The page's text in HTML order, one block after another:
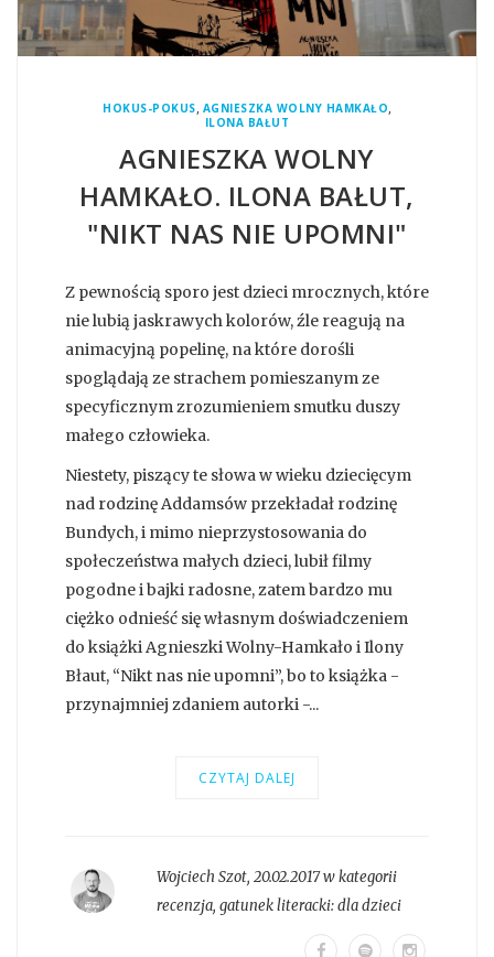
HOKUS-POKUS, AGNIESZKA WOLNY HAMKAŁO,
ILONA BAŁUT
AGNIESZKA WOLNY
HAMKAŁO. ILONA BAŁUT,
"NIKT NAS NIE UPOMNI"
Z pewnością sporo jest dzieci mrocznych, które
nie lubią jaskrawych kolorów, źle reagują na
animacyjną popelinę, na które dorośli
spoglądają ze strachem pomieszanym ze
specyficznym zrozumieniem smutku duszy
małego człowieka.
Niestety, piszący te słowa w wieku dziecięcym
nad rodzinę Addamsów przekładał rodzinę
Bundych, i mimo nieprzystosowania do
społeczeństwa małych dzieci, lubił filmy
pogodne i bajki radosne, zatem bardzo mu
ciężko odnieść się własnym doświadczeniem
do książki Agnieszki Wolny-Hamkało i Ilony
Błaut, “Nikt nas nie upomni”, bo to książka -
przynajmniej zdaniem autorki -...
CZYTAJ DALEJ
Wojciech Szot, 20.02.2017 w kategorii
recenzja, gatunek literacki:dla dzieci